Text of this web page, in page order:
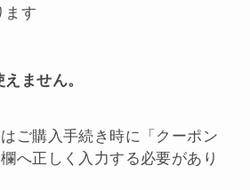
ます
ません。
ご購入手続き時に「クーポン
へ正しく入力する必要があり